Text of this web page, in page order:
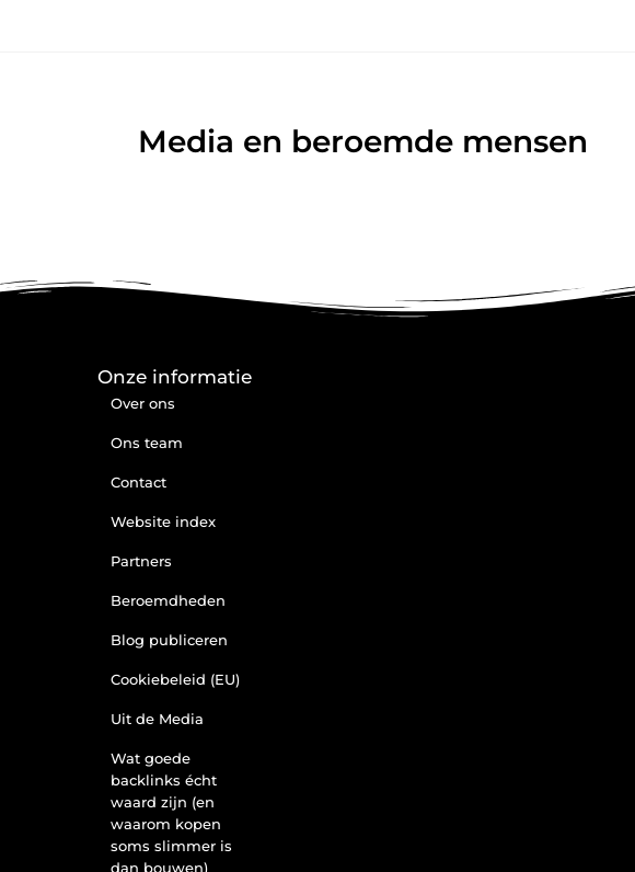
Media en beroemde mensen
Onze informatie
Over ons
Ons team
Contact
Website index
Partners
Beroemdheden
Blog publiceren
Cookiebeleid (EU)
Uit de Media
Wat goede
backlinks écht
waard zijn (en
waarom kopen
soms slimmer is
dan bouwen)